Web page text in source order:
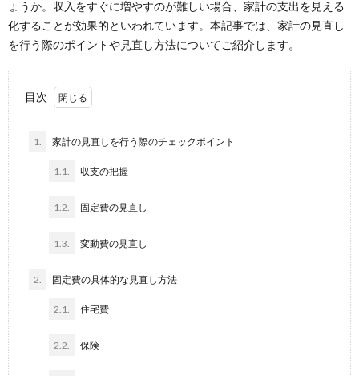
ょうか。収入をすぐに増やすのが難しい場合、家計の支出を見える
化することが効果的といわれています。本記事では、家計の見直し
を行う際のポイントや見直し方法についてご紹介します。
目次
1. 家計の見直しを行う際のチェックポイント
1.1. 収支の把握
1.2. 固定費の見直し
1.3. 変動費の見直し
2. 固定費の具体的な見直し方法
2.1. 住宅費
2.2. 保険